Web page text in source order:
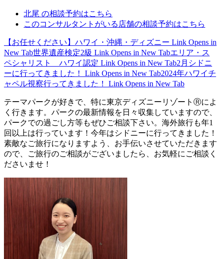
北尾 の相談予約はこちら
このコンサルタントがいる店舗の相談予約はこちら
【お任せください】ハワイ・沖縄・ディズニー Link Opens in
New Tab世界遺産検定2級 Link Opens in New Tabエリア・ス
ペシャリスト ハワイ認定 Link Opens in New Tab2月シドニ
ーに行ってきました！
Link Opens in New Tab2024年ハワイチ
ャペル視察行ってきました！
Link Opens in New Tab
テーマパークが好きで、特に東京ディズニーリゾートⓇによ
く行きます。パークの最新情報を日々収集していますので、
パークでの過ごし方等もぜひご相談下さい。海外旅行も年1
回以上は行っています！今年はシドニーに行ってきました！
素敵なご旅行になりますよう、お手伝いさせていただきます
ので、ご旅行のご相談がございましたら、お気軽にご相談く
ださいませ！